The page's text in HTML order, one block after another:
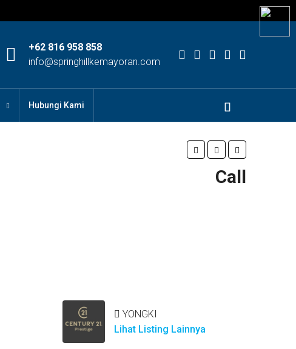
+62 816 958 858
info@springhillkemayoran.com
Hubungi Kami
Call
YONGKI
Lihat Listing Lainnya